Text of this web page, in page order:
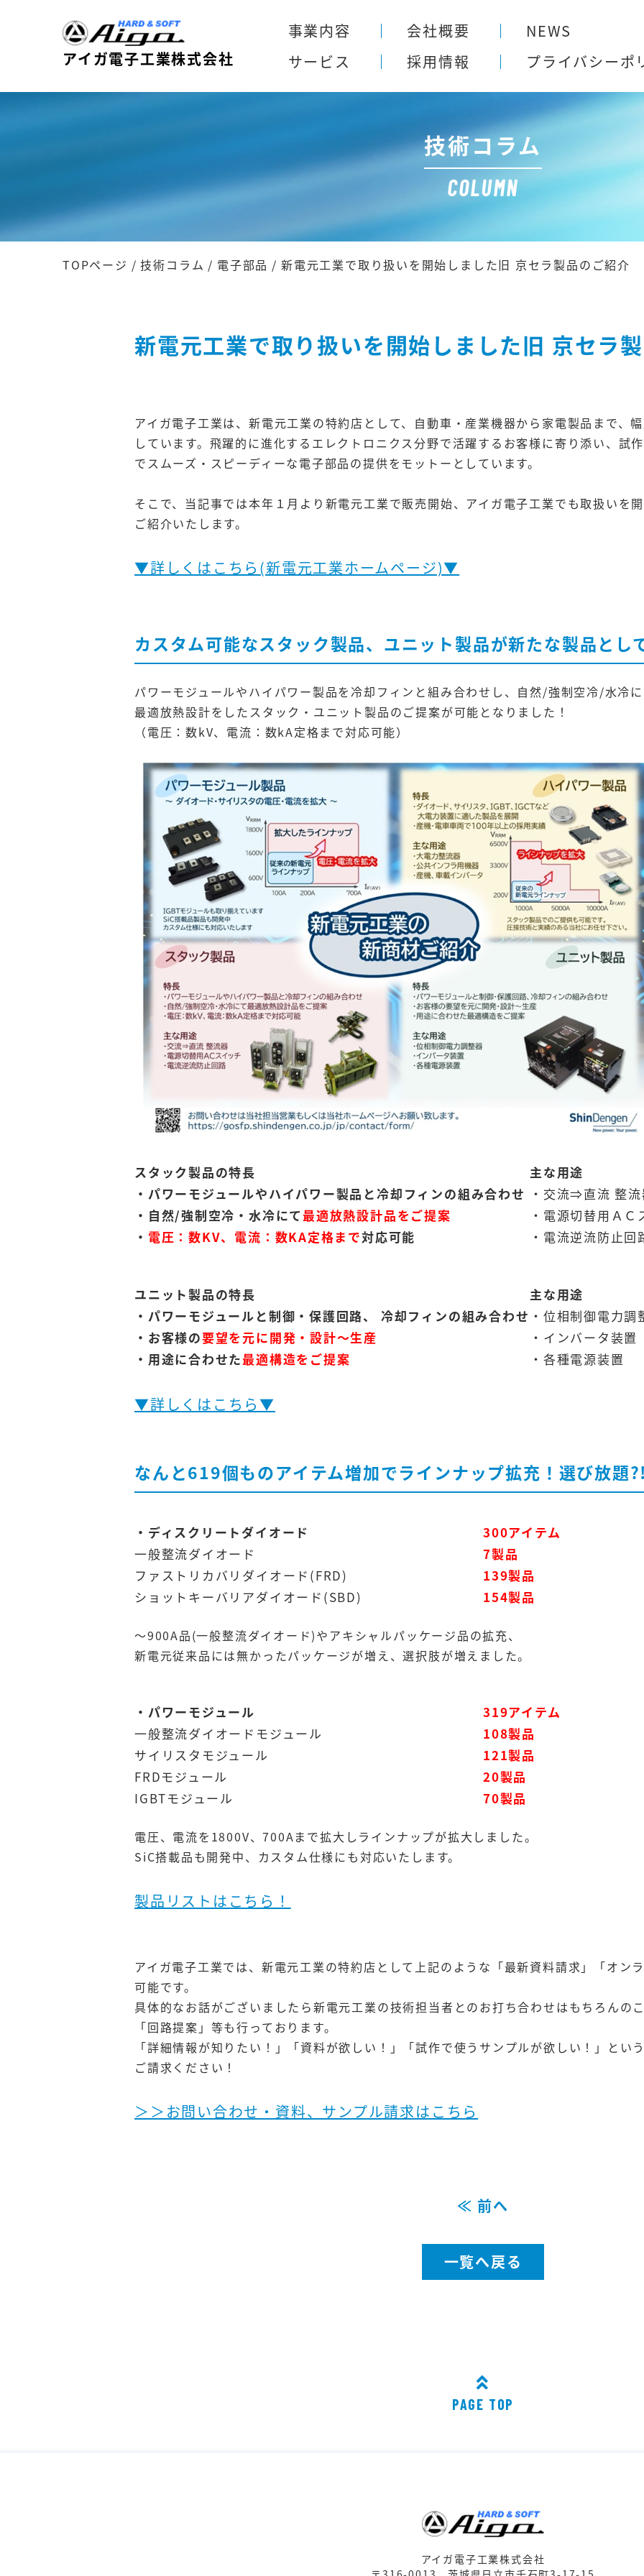
アイガ電子工業株式会社
事業内容 会社概要
NEWS
サービス
採用情報 プライバシーポ
技術コラム
COLUMN
TOPページ / 技術コラム / 電子部品 / 新電元工業で取り扱いを開始しました旧 京セラ製品のご紹介
新電元工業で取り扱いを開始しました旧 京セラ
アイガ電子工業は、新電元工業の特約店として、自動車・産業機器から家電製品まで、
しています。飛躍的に進化するエレクトロニクス分野で活躍するお客様に寄り添い、試
でスムーズ・スピーディーな電子部品の提供をモットーとしています。
そこで、当記事では本年１月より新電元工業で販売開始、アイガ電子工業でも取扱いを
ご紹介いたします。
▼詳しくはこちら(新電元工業ホームページ)▼
カスタム可能なスタック製品、ユニット製品が新たな製品とし
パワーモジュールやハイパワー製品を冷却フィンと組み合わせし、自然/強制空冷/水冷
最適放熱設計をしたスタック・ユニット製品のご提案が可能となりました！
（電圧：数kV、電流：数kA定格まで対応可能）
スタック製品の特長
・パワーモジュールやハイパワー製品と冷却フィンの組み合わせ
・自然/強制空冷・水冷にて最適放熱設計品をご提案
・ 電圧：数KV、電流：数KA定格まで対応可能
主な用途
・交流⇒直流 整
・電源切替用ＡＣ
・電流逆流防止回
ユニット製品の特長
・パワーモジュールと制御・保護回路、 冷却フィンの組み合わせ
・お客様の要望を元に開発・設計～生産
・用途に合わせた最適構造をご提案
主な用途
・位相制御電力調
・インバータ装置
・各種電源装置
▼詳しくはこちら▼
なんと619個ものアイテム増加でラインナップ拡充！選び放題
・ディスクリートダイオード
一般整流ダイオード
ファストリカバリダイオード(FRD)
ショットキーバリアダイオード(SBD)
300アイテム
7製品
139製品
154製品
～900A品(一般整流ダイオード)やアキシャルパッケージ品の拡充、
新電元従来品には無かったパッケージが増え、選択肢が増えました。
・パワーモジュール
一般整流ダイオードモジュール
サイリスタモジュール
FRDモジュール
IGBTモジュール
319アイテム
108製品
121製品
20製品
70製品
電圧、電流を1800V、700Aまで拡大しラインナップが拡大しました。
SiC搭載品も開発中、カスタム仕様にも対応いたします。
製品リストはこちら！
アイガ電子工業では、新電元工業の特約店として上記のような「最新資料請求」「オン
可能です。
具体的なお話がございましたら新電元工業の技術担当者とのお打ち合わせはもちろんの
「回路提案」等も行っております。
「詳細情報が知りたい！」「資料が欲しい！」「試作で使うサンプルが欲しい！」とい
ご請求ください！
＞＞お問い合わせ・資料、サンプル請求はこちら
≪ 前へ
一覧へ戻る
PAGE TOP
アイガ電子工業株式会社